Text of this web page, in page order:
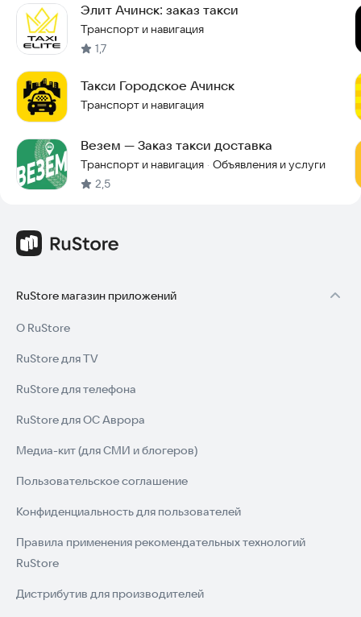
Элит Ачинск: заказ такси
Транспорт и навигация
1,7
Такси Городское Ачинск
Транспорт и навигация
Везем — Заказ такси доставка
Транспорт и навигация · Объявления и услуги
2,5
RuStore магазин приложений
О RuStore
RuStore для TV
RuStore для телефона
RuStore для ОС Аврора
Медиа-кит (для СМИ и блогеров)
Пользовательское соглашение
Конфиденциальность для пользователей
Правила применения рекомендательных технологий
RuStore
Дистрибутив для производителей